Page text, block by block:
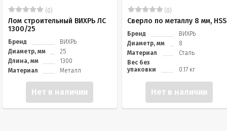
(0)
Лом строительный ВИХРЬ ЛС
1300/25
Бренд
ВИХРЬ
Диаметр, мм
25
Длина, мм
1300
Материал
Металл
Нет в наличии
(0)
Сверло по металлу 8 мм, HSS
Бренд
ВИХРЬ
Диаметр, мм
8
Материал
Сталь
Вес без
упаковки
0.17 кг
Нет в наличии